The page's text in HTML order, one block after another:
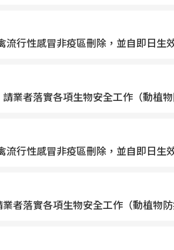
行性感冒非疫區刪除，並自即日生
業者落實各項生物安全工作（動植物
行性感冒非疫區刪除，並自即日生
者落實各項生物安全工作（動植物防